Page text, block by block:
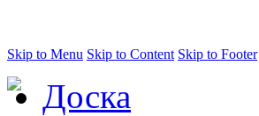
Skip to Menu Skip to Content Skip to Footer
Доска